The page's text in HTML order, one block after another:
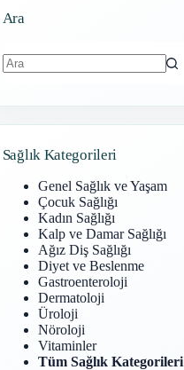
Ara
bulunamadı
Sağlık Kategorileri
Genel Sağlık ve Yaşam
Çocuk Sağlığı
Kadın Sağlığı
Kalp ve Damar Sağlığı
Ağız Diş Sağlığı
Diyet ve Beslenme
Gastroenteroloji
Dermatoloji
Üroloji
Nöroloji
Vitaminler
Tüm Sağlık Kategorileri